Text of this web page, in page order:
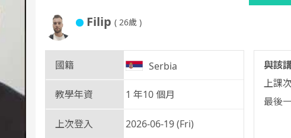
Filip ( 26歲 )
國籍 Serbia
教學年資 1 年10 個月
上次登入 2026-06-19 (Fri)
與該
上課
最後